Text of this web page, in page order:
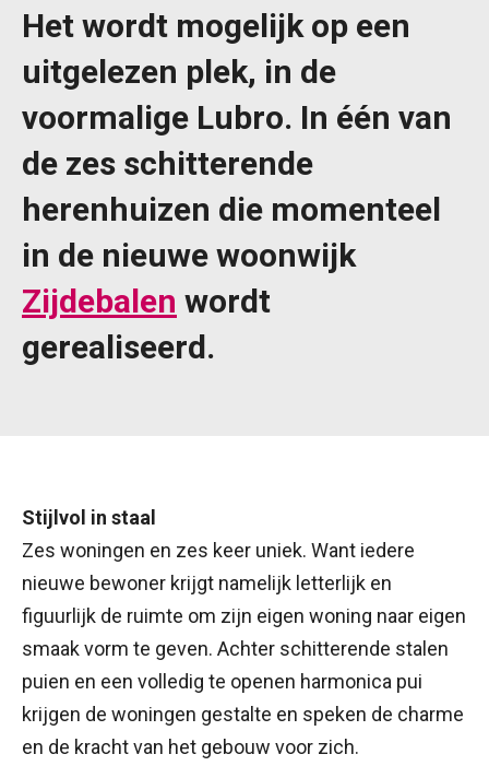
Het wordt mogelijk op een
uitgelezen plek, in de
voormalige Lubro. In één van
de zes schitterende
herenhuizen die momenteel
in de nieuwe woonwijk
Zijdebalen wordt
gerealiseerd.
Stijlvol in staal
Zes woningen en zes keer uniek. Want iedere
nieuwe bewoner krijgt namelijk letterlijk en
figuurlijk de ruimte om zijn eigen woning naar eigen
smaak vorm te geven. Achter schitterende stalen
puien en een volledig te openen harmonica pui
krijgen de woningen gestalte en speken de charme
en de kracht van het gebouw voor zich.